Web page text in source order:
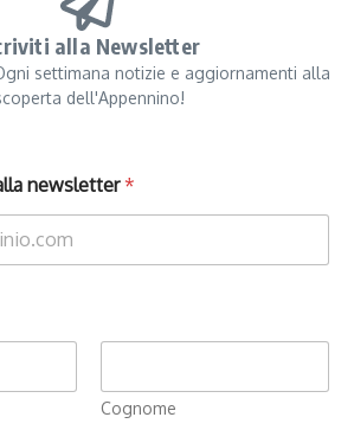
alla Newsletter
settimana notizie e aggiornamenti alla
dell'Appennino!
newsletter*
Cognome